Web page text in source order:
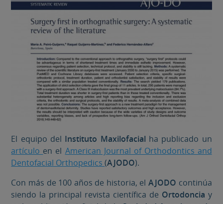
El equipo del Instituto Maxilofacial ha publicado un
artículo en el American Journal of Orthodontics and
Dentofacial Orthopedics(AJODO).
Con más de 100 años de historia, elAJODO continúa
siendo la principal revista científica de Ortodoncia y